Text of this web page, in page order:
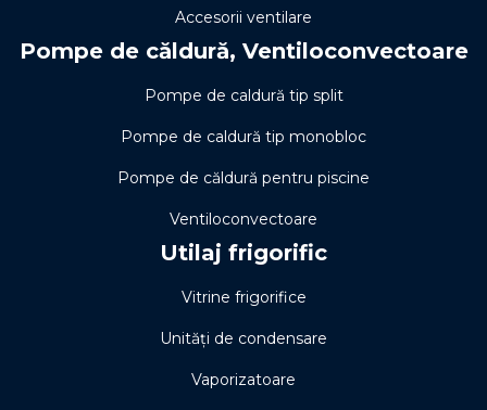
Accesorii ventilare
Pompe de căldură, Ventiloconvectoare
Pompe de caldură tip split
Pompe de caldură tip monobloc
Pompe de căldură pentru piscine
Ventiloconvectoare
Utilaj frigorific
Vitrine frigorifice
Unități de condensare
Vaporizatoare